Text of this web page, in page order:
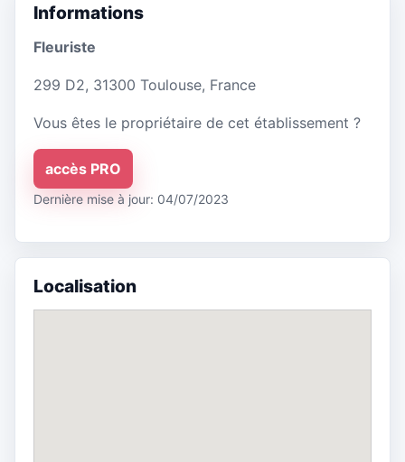
Informations
Fleuriste
299 D2, 31300 Toulouse, France
Vous êtes le propriétaire de cet établissement ?
accès PRO
Dernière mise à jour: 04/07/2023
Localisation